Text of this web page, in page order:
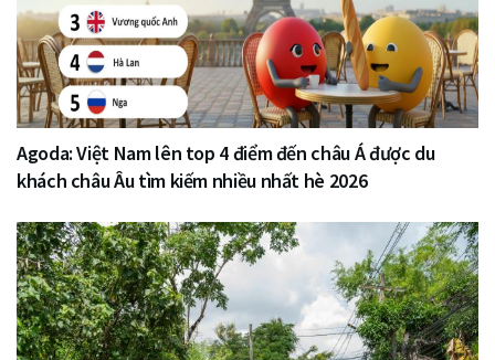
Agoda: Việt Nam lên top 4 điểm đến châu Á được du
khách châu Âu tìm kiếm nhiều nhất hè 2026